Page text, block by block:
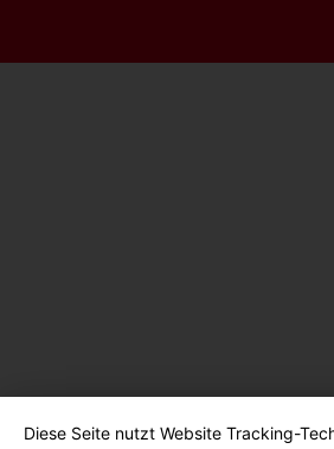
Diese Seite nutzt Website Tracking-